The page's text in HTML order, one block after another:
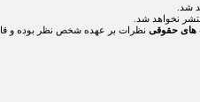
شد.
نخواهد شد.
های حقوقی نظرات بر عهده شخص نظر بوده و